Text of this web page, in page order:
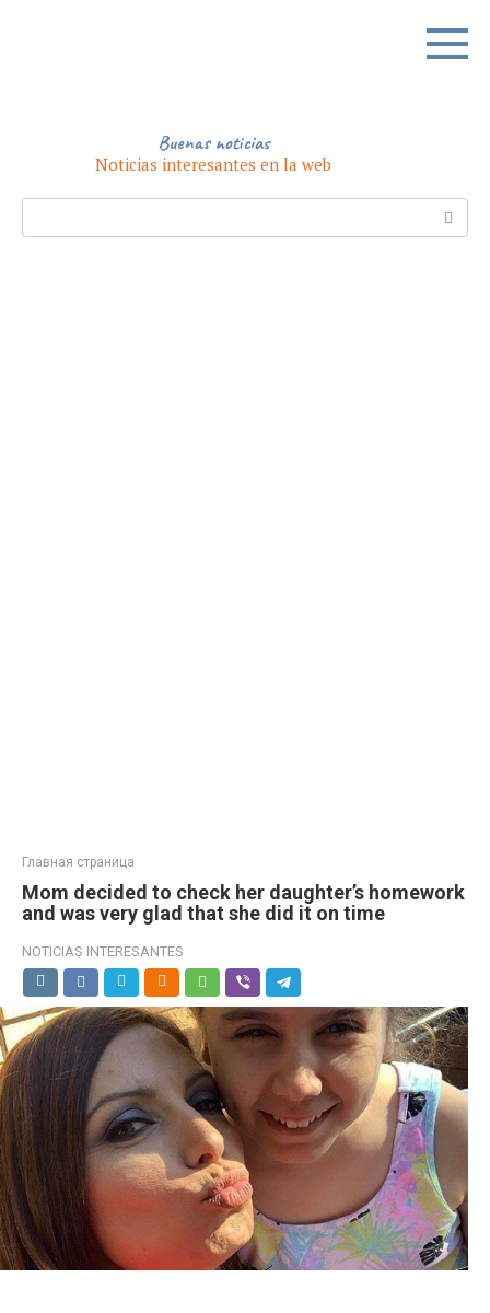
Buenas noticias
Noticias interesantes en la web
Главная страница
Mom decided to check her daughter’s homework
and was very glad that she did it on time
NOTICIAS INTERESANTES